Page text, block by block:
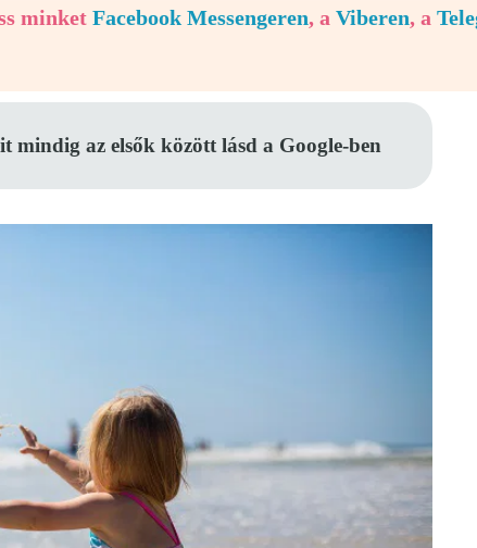
minket Facebook Messengeren, a Viberen, a
az elsők között lásd a Google-ben